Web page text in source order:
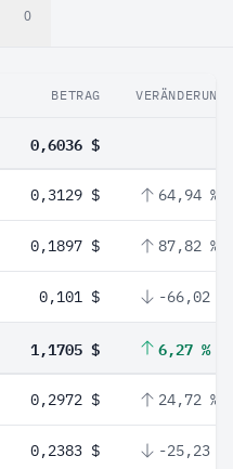
0
BETRAG VERÄNDERUNG
0,6036 $
0,3129 $ 64,94 %
0,1897 $ 87,82 %
0,101 $ -66,02 %
1,1705 $ 6,27 %
0,2972 $ 24,72 %
0,2383 $ -25,23 %